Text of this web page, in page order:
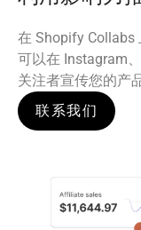
在 Shopify Collabs
可以在 Instagram
关注者宣传您的产品
联系我们